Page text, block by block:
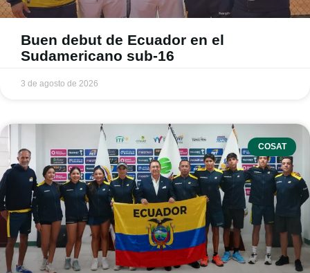
Buen debut de Ecuador en el
Sudamericano sub-16
3 de agosto de 2026
COSAT